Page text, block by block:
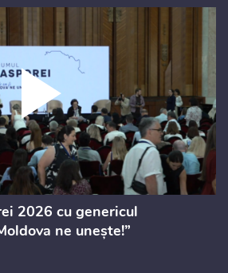
2026 cu genericul
ne unește!”